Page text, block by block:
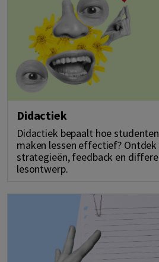
Didactiek
Didactiek bepaalt hoe
maken lessen effectief?
strategieën, feedback en
lesontwerp.